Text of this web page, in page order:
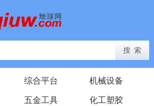
综合平台
机械设备
五金工具
化工塑胶